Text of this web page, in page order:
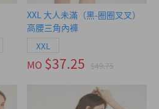
XXL 大人未滿（黑-圈圈叉叉）
高腰三角內褲
XXL
MO $37.25 $49.75